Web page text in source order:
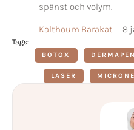
spänst och volym.
Kalthoum Barakat 8
Tags:
BOTOX DERMAPEN
LASER